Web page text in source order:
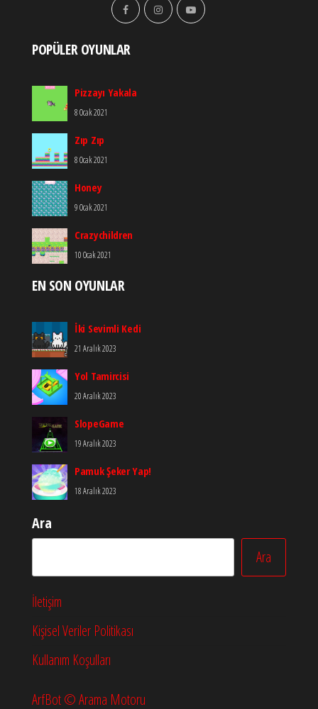
POPÜLER OYUNLAR
Pizzayı Yakala
8 Ocak 2021
Zıp Zıp
8 Ocak 2021
Honey
9 Ocak 2021
Crazychildren
10 Ocak 2021
EN SON OYUNLAR
İki Sevimli Kedi
21 Aralık 2023
Yol Tamircisi
20 Aralık 2023
SlopeGame
19 Aralık 2023
Pamuk Şeker Yap!
18 Aralık 2023
Ara
Ara
İletişim
Kişisel Veriler Politikası
Kullanım Koşulları
ArfBot © Arama Motoru